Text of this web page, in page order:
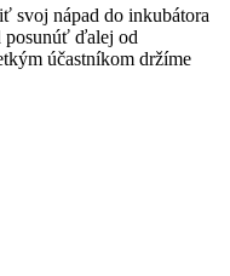
svoj nápad do inkubátora
ďalej od
účastníkom držíme